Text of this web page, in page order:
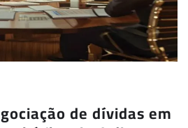
de dívidas em